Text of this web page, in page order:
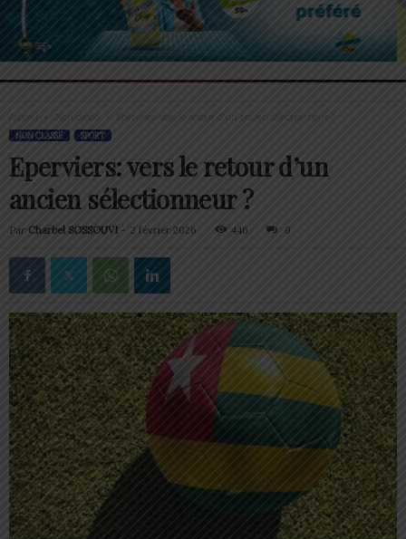
Accueil Eperviers: vers le retour d’un ancien sélectionneur ?
NON CLASSÉ SPORT
Eperviers: vers le retour d’un
ancien sélectionneur ?
Par Charbel SOSSOUVI - 2 février 2026 446 0